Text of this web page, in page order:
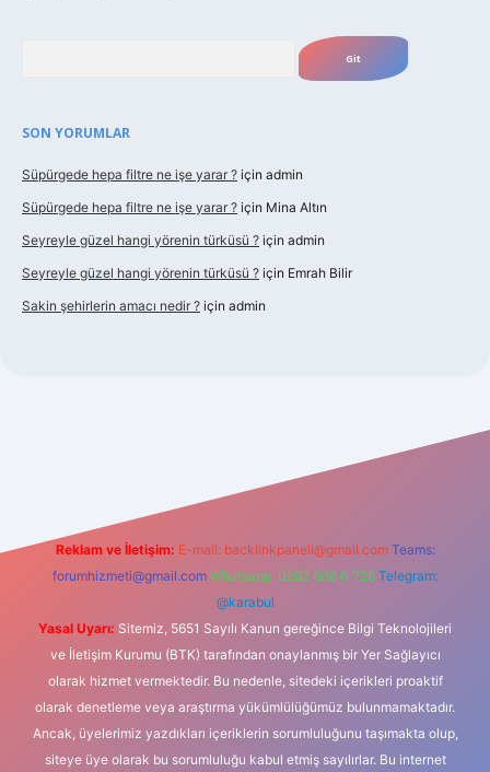
SON YORUMLAR
Süpürgede hepa filtre ne işe yarar ? için admin
Süpürgede hepa filtre ne işe yarar ? için Mina Altın
Seyreyle güzel hangi yörenin türküsü ? için admin
Seyreyle güzel hangi yörenin türküsü ? için Emrah Bilir
Sakin şehirlerin amacı nedir ? için admin
Reklam ve İletişim: E-mail: backlinkpaneli@gmail.com Teams:
forumhizmeti@gmail.com Whatsapp: 0262 606 0 726 Telegram:
@karabul
Yasal Uyarı: Sitemiz, 5651 Sayılı Kanun gereğince Bilgi Teknolojileri
ve İletişim Kurumu (BTK) tarafından onaylanmış bir Yer Sağlayıcı
olarak hizmet vermektedir. Bu nedenle, sitedeki içerikleri proaktif
olarak denetleme veya araştırma yükümlülüğümüz bulunmamaktadır.
Ancak, üyelerimiz yazdıkları içeriklerin sorumluluğunu taşımakta olup,
siteye üye olarak bu sorumluluğu kabul etmiş sayılırlar. Bu internet